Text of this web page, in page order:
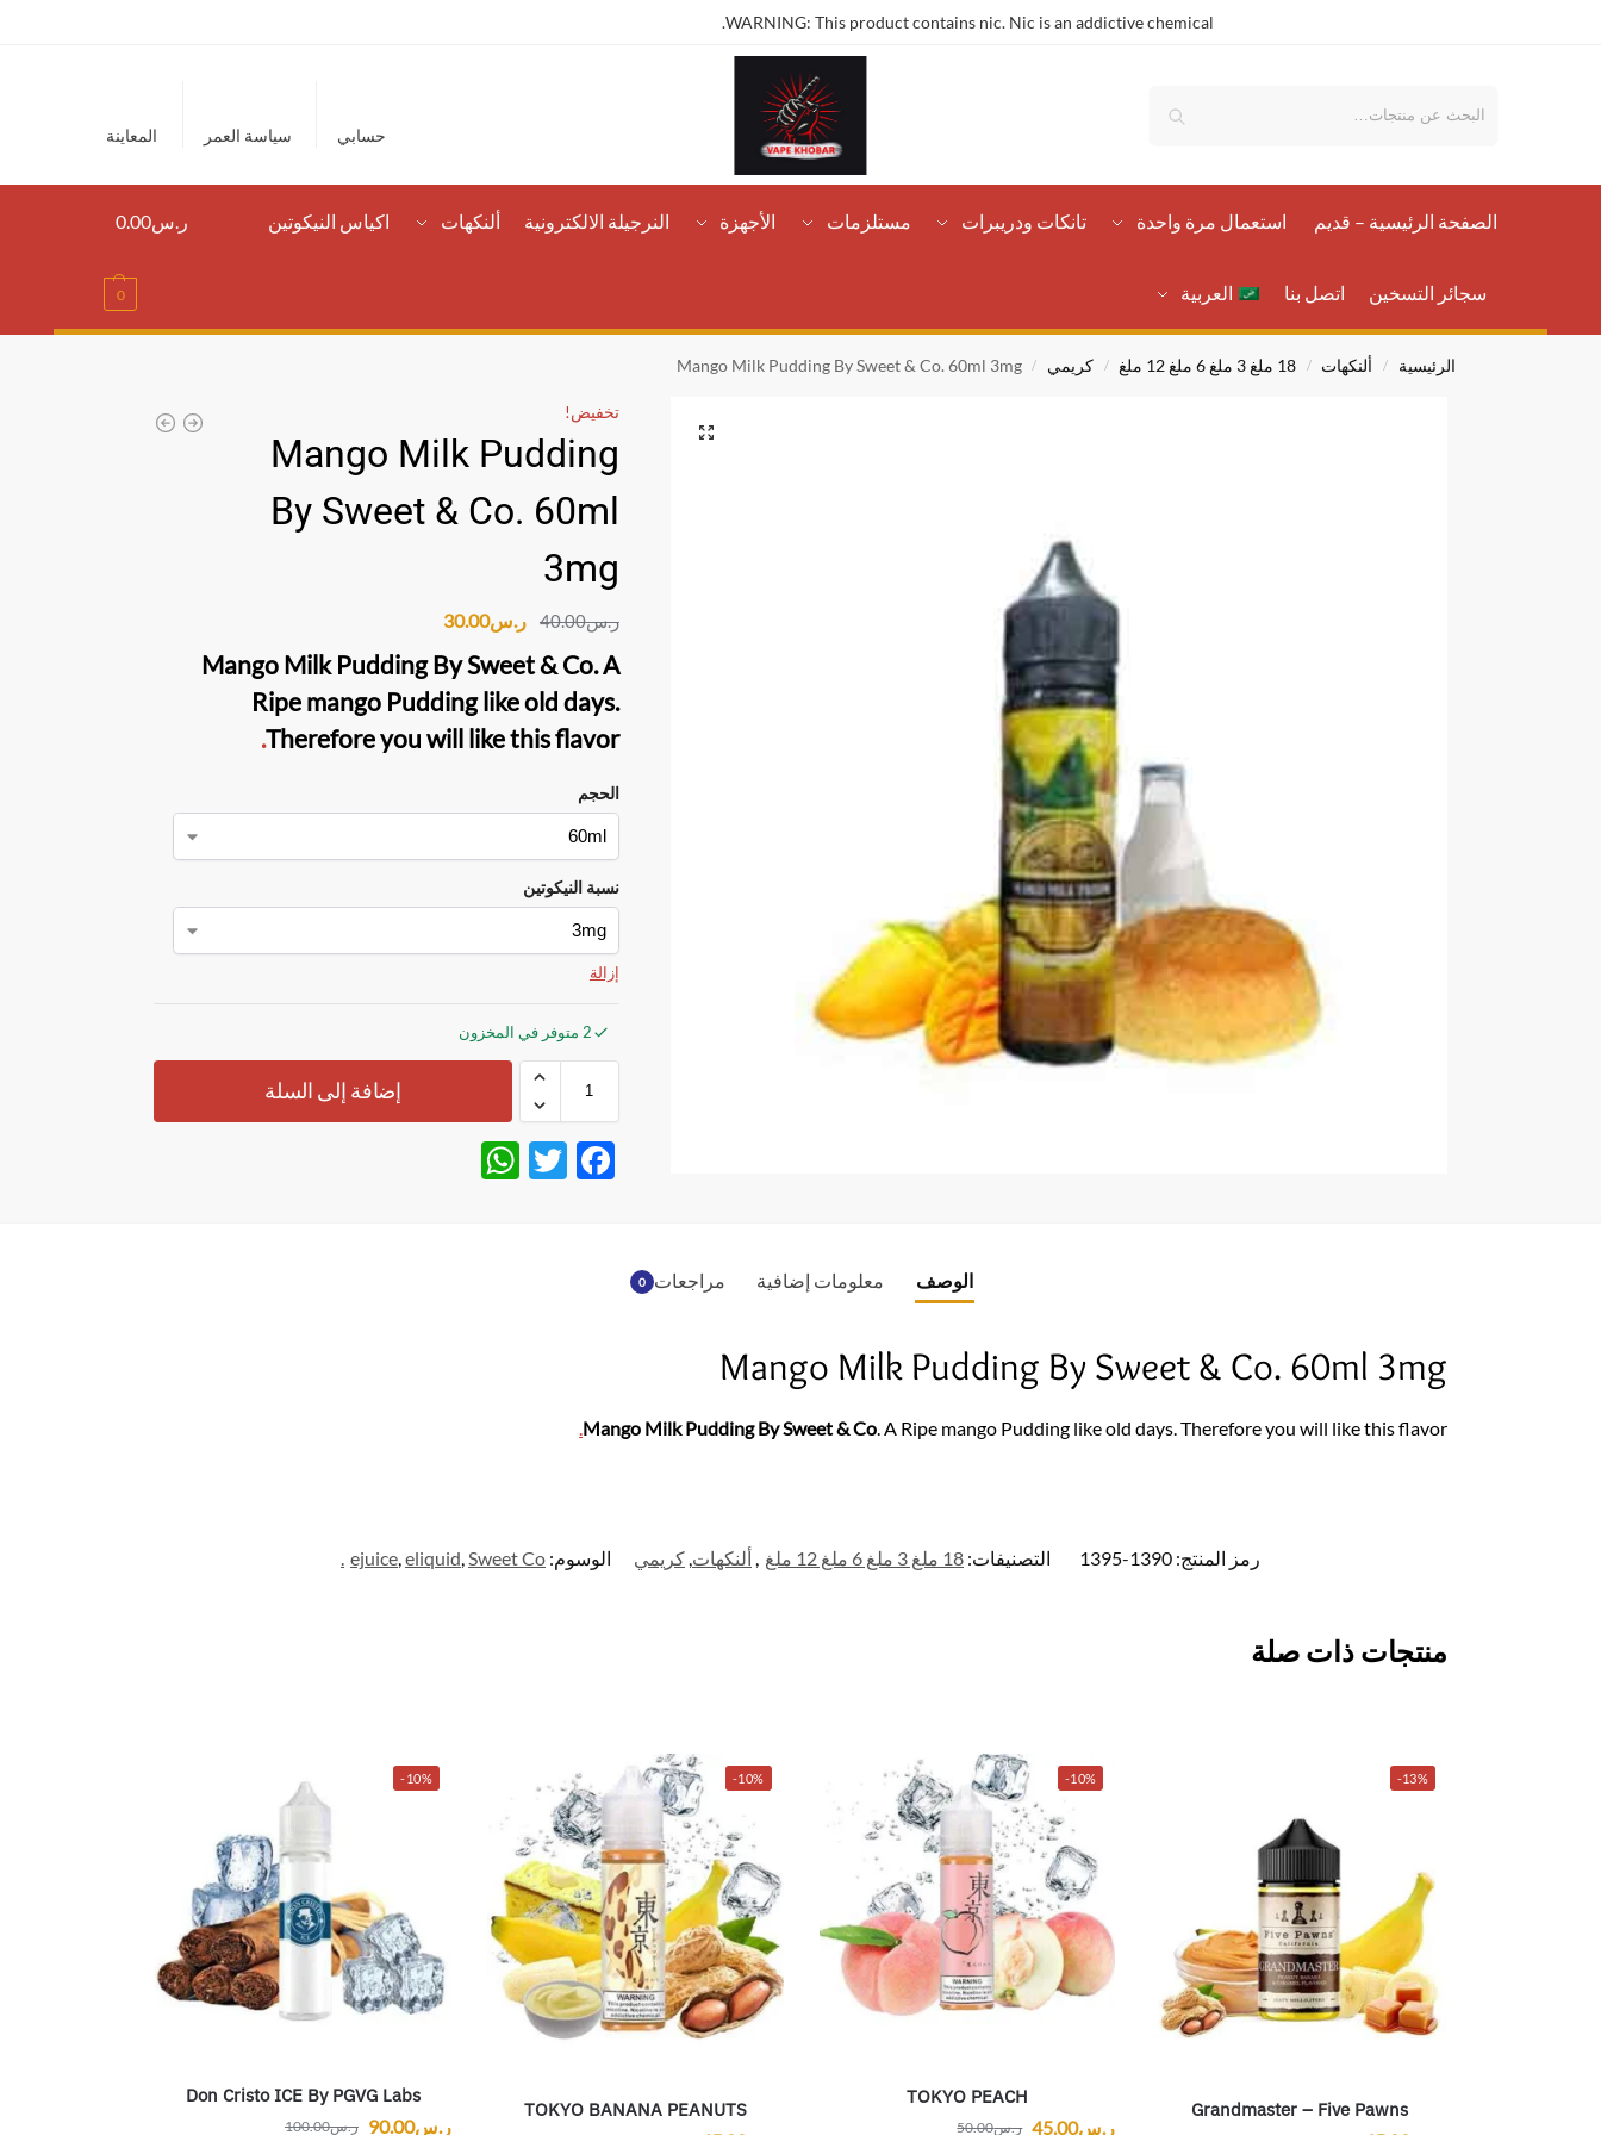
WARNING: This product contains nic. Nic is an addictive chemical.
حسابي سياسة العمر المعاينة
الصفحة الرئيسية – قدیم استعمال مرة واحدة تانكات ودريبرات مستلزمات الأجهزة النرجيلة الالكترونية ألنكهات اكياس النيكوتين
سجائر التسخين اتصل بنا العربية
ر.س0.00
0
الرئيسية / ألنكهات / 18 ملغ 3 ملغ 6 ملغ 12 ملغ / كريمي /
Mango Milk Pudding By Sweet & Co. 60ml 3mg
تخفيض!
Mango Milk Pudding
By Sweet & Co. 60ml
3mg
ر.س40.00 ر.س30.00
Mango Milk Pudding By Sweet & Co. A
Ripe mango Pudding like old days.
Therefore you will like this flavor
.
الحجم
نسبة النيكوتين
إزالة
2 متوفر في المخزون
إضافة إلى السلة
F
T
الوصف معلومات إضافية مراجعات 0
Mango Milk Pudding By Sweet & Co. 60ml 3mg
Mango Milk Pudding By Sweet & Co . A Ripe mango Pudding like old days. Therefore you will like this flavor
رمز المنتج: 1390-1395 التصنيفات: 18 ملغ 3 ملغ 6 ملغ 12 ملغ , ألنكهات, كريمي الوسوم: ejuice,eliquid,Sweet Co.
منتجات ذات صلة
-13%
Grandmaster – Five Pawns
-10%
TOKYO PEACH
ر.س50.00 ر.س45.00
-10%
TOKYO BANANA PEANUTS
-10%
Don Cristo ICE By PGVG Labs
ر.س100.00 ر.س90.00